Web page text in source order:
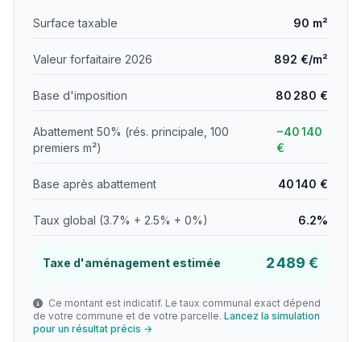
Surface taxable 90 m²
Valeur forfaitaire 2026 892 €/m²
Base d'imposition 80 280 €
Abattement 50% (rés. principale, 100
premiers m²)
−40 140
€
Base après abattement 40 140 €
Taux global (3.7% + 2.5% + 0%) 6.2%
Taxe d'aménagement estimée 2 489 €
Ce montant est indicatif. Le taux communal exact dépend
de votre commune et de votre parcelle. Lancez la simulation
pour un résultat précis →